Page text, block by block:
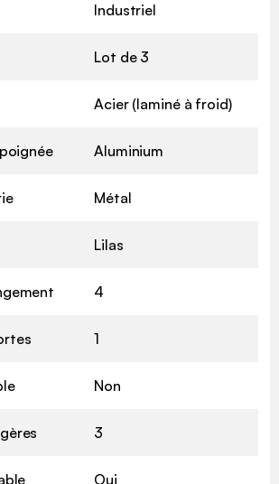
Industriel
Lot de 3
Acier (laminé à froid)
Aluminium
Métal
Lilas
4
1
Non
3
Oui